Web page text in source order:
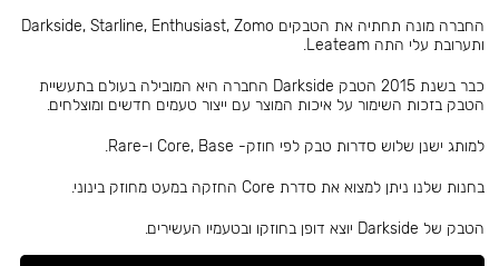
החברה מונה תחתיה את הטבקים Darkside, Starline, Enthusiast, Zomo
ותערובת עלי התה Leateam.
כבר בשנת 2015 הטבק Darkside החברה היא המובילה בעולם בתעשיית
הטבק בזכות השימור על איכות המוצר עם ייצור טעמים חדשים ומוצלחים.
למותג ישנן שלוש סדרות טבק לפי חוזק- Core, Base ו-Rare.
בחנות שלנו ניתן למצוא את סדרת Core החזקה במעט מחוזק בינוני.
הטבק של Darkside יוצא דופן בחוזקו ובטעמיו העשירים.